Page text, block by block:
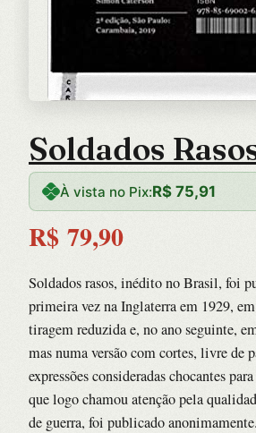
Soldados
À vista no Pix:R$ 75,91
R$ 79,90
Soldados rasos, inédito no Brasil, foi
primeira vez na Inglaterra em 1929,
tiragem reduzida e, no ano seguinte,
mas numa versão com cortes, livre de
expressões consideradas chocantes
que logo chamou atenção pela
de guerra, foi publicado